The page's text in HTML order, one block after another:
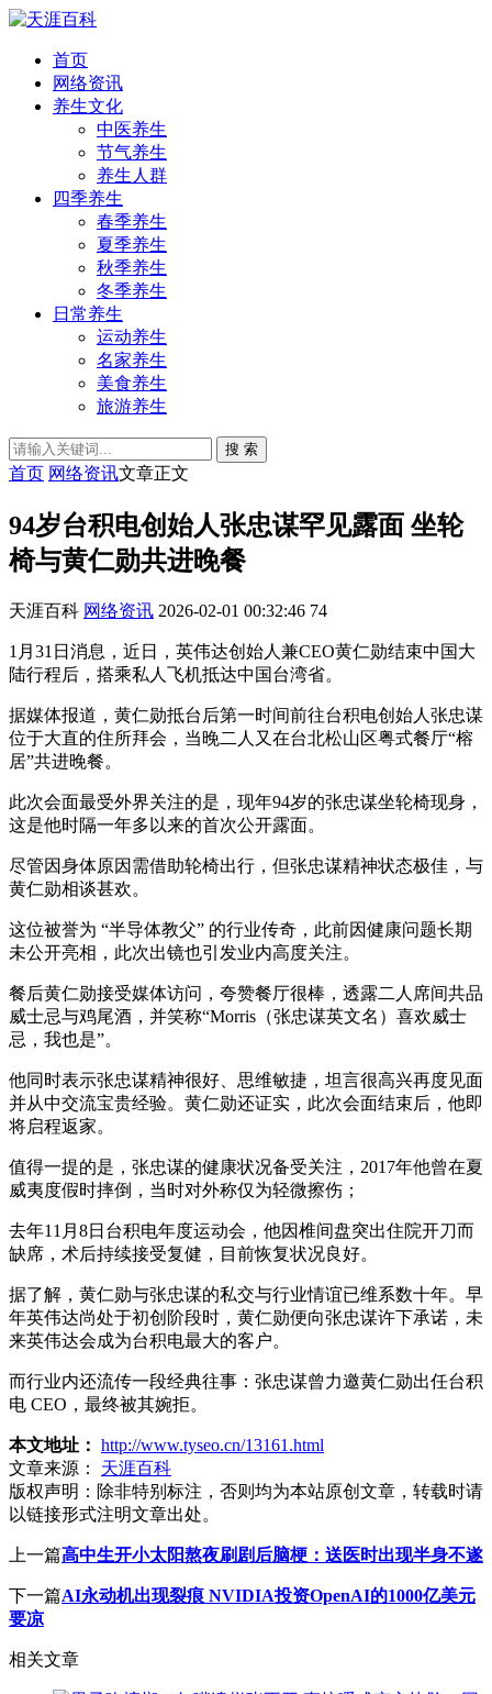
首页
网络资讯
养生文化
中医养生
节气养生
养生人群
四季养生
春季养生
夏季养生
秋季养生
冬季养生
日常养生
运动养生
名家养生
美食养生
旅游养生
搜 索
首页 网络资讯文章正文
94岁台积电创始人张忠谋罕见露面 坐轮
椅与黄仁勋共进晚餐
天涯百科 网络资讯 2026-02-01 00:32:46 74
1月31日消息，近日，英伟达创始人兼CEO黄仁勋结束中国大
陆行程后，搭乘私人飞机抵达中国台湾省。
据媒体报道，黄仁勋抵台后第一时间前往台积电创始人张忠谋
位于大直的住所拜会，当晚二人又在台北松山区粤式餐厅“榕
居”共进晚餐。
此次会面最受外界关注的是，现年94岁的张忠谋坐轮椅现身，
这是他时隔一年多以来的首次公开露面。
尽管因身体原因需借助轮椅出行，但张忠谋精神状态极佳，与
黄仁勋相谈甚欢。
这位被誉为 “半导体教父” 的行业传奇，此前因健康问题长期
未公开亮相，此次出镜也引发业内高度关注。
餐后黄仁勋接受媒体访问，夸赞餐厅很棒，透露二人席间共品
威士忌与鸡尾酒，并笑称“Morris（张忠谋英文名）喜欢威士
忌，我也是”。
他同时表示张忠谋精神很好、思维敏捷，坦言很高兴再度见面
并从中交流宝贵经验。黄仁勋还证实，此次会面结束后，他即
将启程返家。
值得一提的是，张忠谋的健康状况备受关注，2017年他曾在夏
威夷度假时摔倒，当时对外称仅为轻微擦伤；
去年11月8日台积电年度运动会，他因椎间盘突出住院开刀而
缺席，术后持续接受复健，目前恢复状况良好。
据了解，黄仁勋与张忠谋的私交与行业情谊已维系数十年。早
年英伟达尚处于初创阶段时，黄仁勋便向张忠谋许下承诺，未
来英伟达会成为台积电最大的客户。
而行业内还流传一段经典往事：张忠谋曾力邀黄仁勋出任台积
电 CEO，最终被其婉拒。
本文地址： http://www.tyseo.cn/13161.html
文章来源：
天涯百科
版权声明： 除非特别标注，否则均为本站原创文章，转载时请
以链接形式注明文章出处。
上一篇高中生开小太阳熬夜刷剧后脑梗：送医时出现半身不遂
下一篇AI永动机出现裂痕 NVIDIA投资OpenAI的1000亿美元
要凉
相关文章